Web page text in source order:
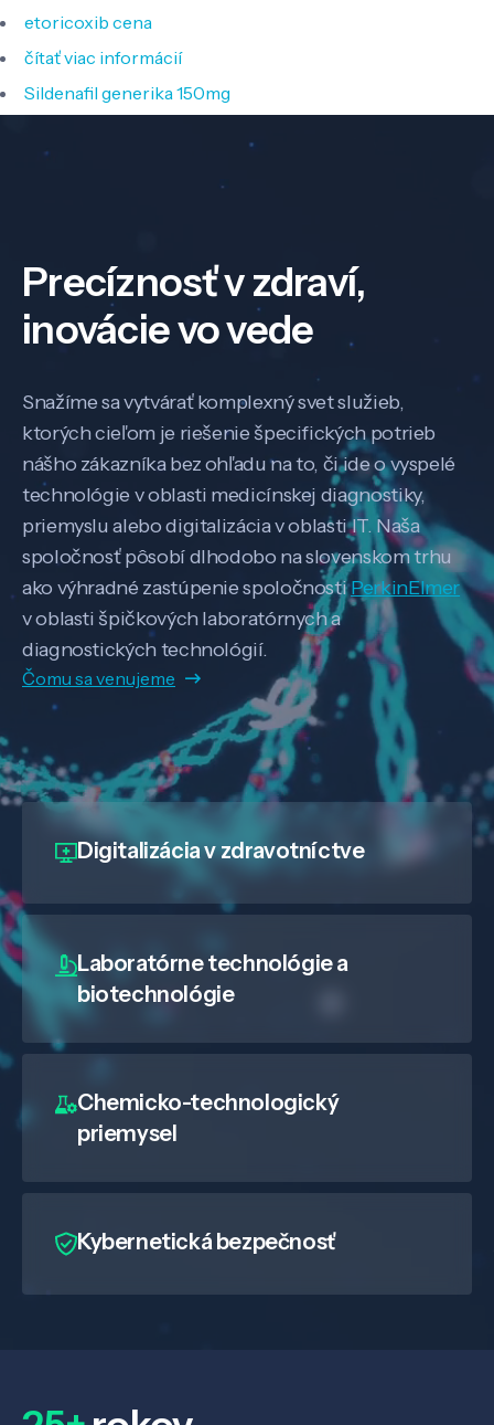
etoricoxib cena
čítať viac informácií
Sildenafil generika 150mg
Precíznosť v zdraví,
inovácie vo vede
Snažíme sa vytvárať komplexný svet služieb,
ktorých cieľom je riešenie špecifických potrieb
nášho zákazníka bez ohľadu na to, či ide o vyspelé
technológie v oblasti medicínskej diagnostiky,
priemyslu alebo digitalizácia v oblasti IT. Naša
spoločnosť pôsobí dlhodobo na slovenskom trhu
ako výhradné zastúpenie spoločnostiPerkinElmer
v oblasti špičkových laboratórnych a
diagnostických technológií.
Čomu sa venujeme
Digitalizáciav zdravotníctve
Laboratórne technológie a
biotechnológie
Chemicko-technologický
priemysel
Kybernetická bezpečnosť